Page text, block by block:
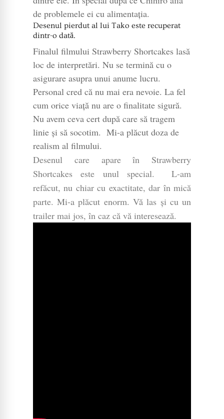
de problemele ei cu alimentaţia.
Desenul pierdut al lui Tako este recuperat
dintr-o dată.
Finalul filmului Strawberry Shortcakes lasă
loc de interpretări. Nu se termină cu o
asigurare asupra unui anume lucru.
Personal cred că nu mai era nevoie. La fel
cum orice viaţă nu are o finalitate sigură.
Nu avem ceva cert după care să tragem
linie şi să socotim. Mi-a plăcut doza de
realism al filmului.
Desenul care apare în Strawberry
Shortcakes este unul special. L-am
refăcut, nu chiar cu exactitate, dar în mică
parte. Mi-a plăcut enorm. Vă las și cu un
trailer mai jos, în caz că vă interesează.